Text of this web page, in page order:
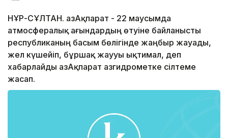
НҰР-СҰЛТАН. ҚазАқпарат - 22 маусымда
атмосфералық ағындардың өтуіне байланысты
республиканың басым бөлігінде жаңбыр жауады,
жел күшейіп, бұршақ жаууы ықтимал, деп
хабарлайды ҚазАқпарат Қазгидрометке сілтеме
жасап.